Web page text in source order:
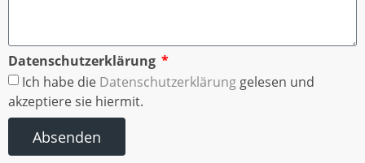
Datenschutzerklärung
Ich habe die Datenschutzerklärung gelesen und
akzeptiere sie hiermit.
Absenden